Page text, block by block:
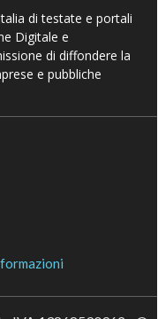
di testate e portali
Digitale e
di diffondere la
e pubbliche